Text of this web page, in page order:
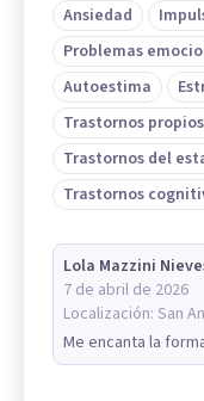
Ansiedad
Problemas
Autoestima
Trastornos
Trastornos del
Trastornos
Lola Mazzini
7 de abril de 2026
Localización: San
Me encanta la